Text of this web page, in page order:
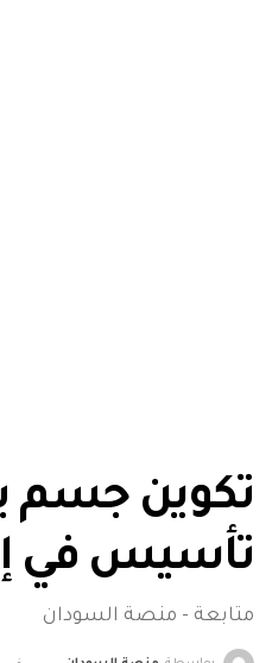
تكوين جسم
تأسيس في
متابعة - منصة السودان